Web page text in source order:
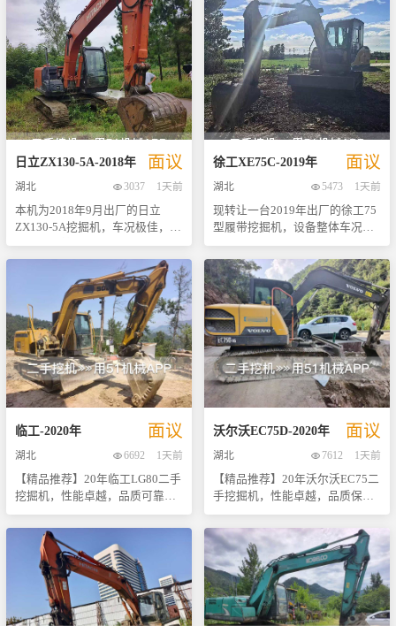
村基础设施建设，它都能轻松胜
任，并帮助您快速完成任务。 如
果您对这款二手挖掘机感兴趣或
有任何疑问，请随时联系我们获
取更多信息。期待您的咨询与实
地考察！ 注：以上所有信息均基
于实际情况提供，欢迎各位老板
前来验货洽谈。
命特性，即使面对恶劣环境也能
够保持良好状态。 - **维护便捷
**：开放式结构便于日常检查与
保养工作，大大减少了停机时
间，提高了工作效率。 随附详尽
图片资料供您参考（详情请见附
件），让您更直观地了解车辆状
况。此外，我们还提供完善的售
后服务体系，包括但不限于技术
咨询、配件供应及定期回访等服
体验。 机会难得，数量有限！欢
迎来电咨询或预约实地考察，我
们将竭诚为您服务。期待与您的
合作，共创美好未来！ [联系方
式] [地址] [**名称] 注：以上信息
基于现有资料整理，具体参数以
实物为准。
之作——2020年产FR260型号二
手挖掘机。该设备自出厂以来一
直保持良好的工作状态，整体外
观及内部结构均处于极佳水平，
是您进行各类土方工程、矿山开
采等作业的理想选择。 - **品牌
保障**：作为国内知名工程机械
品牌之一，雷沃以其过硬的产品
质量和完善的售后服务赢得了广
大用户的信赖。 - **车况优良
面检测与维护，确保各项功能正
常运行，无重大事故记录。 - **
信息透明**：我们提供详尽的照
片和视频资料供您参考，并且销
售代表随时在线解答您的任何疑
问，真正做到让您买得放心、用
得舒心。 - **现场直售**：目前
机器存放于指定地点，欢迎各位
有兴趣的朋友前来实地考察体
验，亲身体验其强大动力与灵活
操控性。 无论是初次创业还是扩
大业务规模，这台性价比超高的
雷沃FR260都将是你不可或缺的
们预约看车吧！期待与您共创美
维护、状态极佳的2011年款神钢
SK350LC-8二手挖掘机。作为市
场上备受好评的经典型号之一，
它不仅拥有强大的作业能力，还
具备出色的燃油经济性和可靠
性。该设备自投入使用以来一直
保持着良好的工作状态，并定期
接受专业保养与检查，确保每一
项功能都能正常运作。 为了让您
更加直观地了解这台机器的实际
料以及操作视频供您参考。从外
观到内部结构，每一个细节都清
晰可见，让您仿佛亲临现场般感
受其卓越品质。 无论是对于需要
高效施工工具的专业承包商还是
寻找性价比高二手设备的投资人
来说，这都是一次不容错过的好
机会。现在就联系我们获取更多
详情吧！我们将竭诚为您提供最
优质的服务体验。
日立ZX130-5A-2018年 面议
湖北 3037
1天前
本机为2018年9月出厂的日立
ZX130-5A挖掘机，车况极佳，核
心性能免检，随时可实地试机。
设备预计工作小时数在3000至
5000小时之间，正处于黄金使用
典的五十铃涡轮增压发动机，额
定功率约66千瓦，动力强劲且燃
油经济性优异。液压系统采用日
立原装高效液压泵与液压马达，
动作连贯、微操精准，复合动作
协调性极佳，大幅提升作业效
以皮实耐用、保值率高著称。本
我们已准备详尽的实物图片与操
作视频，全方位展示设备真实状
态。无论是土方还是市政建设，
这款性能卓越的日立130-5A都是
您的理想选择，欢迎联系看车！
徐工XE75C-2019年 面议
湖北 5473
1天前
现转让一台2019年出厂的徐工75
型履带挖掘机，设备整体车况精
品，详图与实拍视频均已备齐，
随时可看机试车。 在核心配置方
面，该设备可能搭载知名品牌低
排放环保发动机，额定功率预计
在40至50千瓦之间，动力输出强
劲且燃油经济性极佳。液压系统
方面，预计配备高效能主泵与精
密主控阀，液压马达能提供卓越
的回转与行走驱动力，确保复合
动作连贯流畅，微操性能优异。
工况推断，实际工作时间预计在
金车况期。 徐工75系列素以皮实
耐用、高效省油著称，其加强的
底盘与工作装置极大提升了重载
作业能力，是市政建设、土方工
程及农田改造的理想选择。设备
保养良好，无漏油渗油现象，接
手即可直接进场干活。诚意出
售，欢迎联系索取资料或预约看
机！
临工-2020年 面议
湖北 6692
1天前
【精品推荐】20年临工LG80二手
挖掘机，性能卓越，品质可靠！
尊敬的客户您好！我们诚挚地向
您推荐这款2010年产的临工LG80
二手挖掘机。作为一款在市场上
广受好评的经典机型，它不仅拥
有出色的作业效率，而且在耐用
性和维护成本方面表现优异。 此
款设备为一手资料，所有信息真
沃尔沃EC75D-2020年 面议
湖北 7612
1天前
【精品推荐】20年沃尔沃EC75二
手挖掘机，性能卓越，品质保
证！ 这台20年的沃尔沃EC75挖
掘机，以其出色的耐用性和高效
的作业能力，在众多工程机械中
脱颖而出。自出厂以来，它一直
保持着极佳的工作状态，无论是
挖掘、装载还是破碎等复杂工况
下，都能轻松应对，展现出色的